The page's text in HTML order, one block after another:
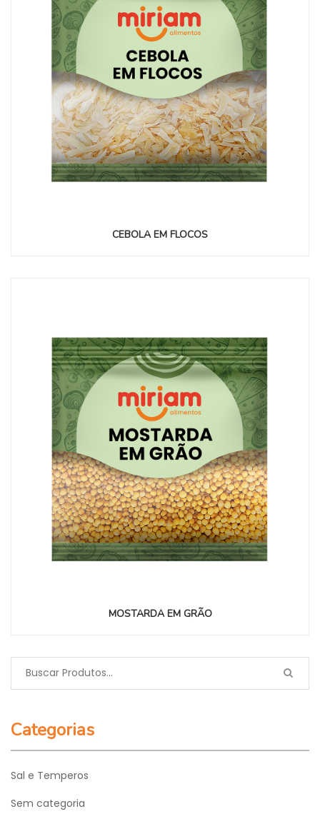
CEBOLA EM FLOCOS
MOSTARDA EM GRÃO
Categorias
Sal e Temperos
Sem categoria